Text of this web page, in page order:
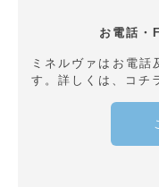
お電話・
ミネルヴァはお電話
す。詳しくは、コチ